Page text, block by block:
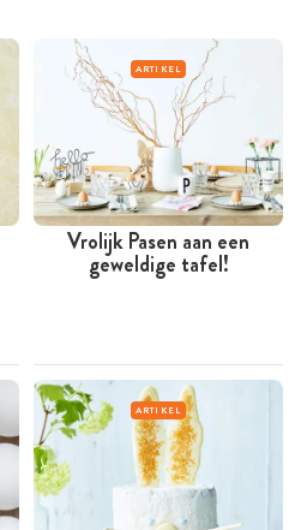
ARTIKEL
Vrolijk Pasen aan een
geweldige tafel!
ARTIKEL